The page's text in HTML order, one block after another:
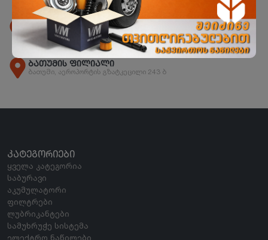
ზესტაფონის ფილიალი
ზესტაფონი, სოფ. არგვეთა
ბათუმის ფილიალი
ბათუმი, აეროპორტის გზატკეცილი 243 ბ
ᲙᲐᲢᲔᲒᲝᲠᲘᲔᲑᲘ
ყველა კატეგორია
საბურავი
აკუმულატორი
ფილტრები
ლუბრიკანტები
სამუხრუჭე სისტემა
ელექტრო ნაწილები